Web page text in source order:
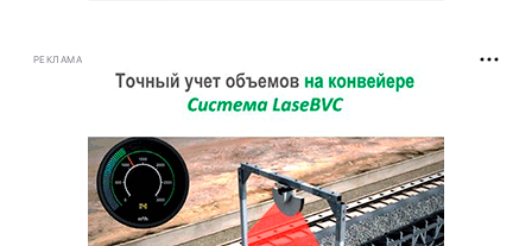
РЕКЛАМА